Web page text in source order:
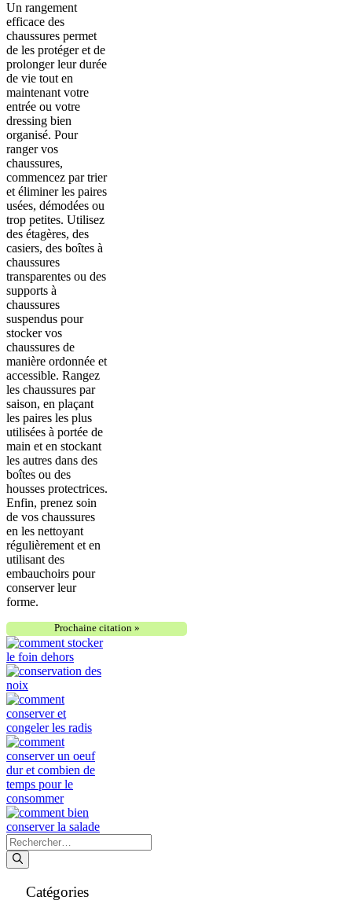
Un rangement
efficace des
chaussures permet
de les protéger et de
prolonger leur durée
de vie tout en
maintenant votre
entrée ou votre
dressing bien
organisé. Pour
ranger vos
chaussures,
commencez par trier
et éliminer les paires
usées, démodées ou
trop petites. Utilisez
des étagères, des
casiers, des boîtes à
chaussures
transparentes ou des
supports à
chaussures
suspendus pour
stocker vos
chaussures de
manière ordonnée et
accessible. Rangez
les chaussures par
saison, en plaçant
les paires les plus
utilisées à portée de
main et en stockant
les autres dans des
boîtes ou des
housses protectrices.
Enfin, prenez soin
de vos chaussures
en les nettoyant
régulièrement et en
utilisant des
embauchoirs pour
conserver leur
forme.
Prochaine citation »
Rechercher :
Catégories